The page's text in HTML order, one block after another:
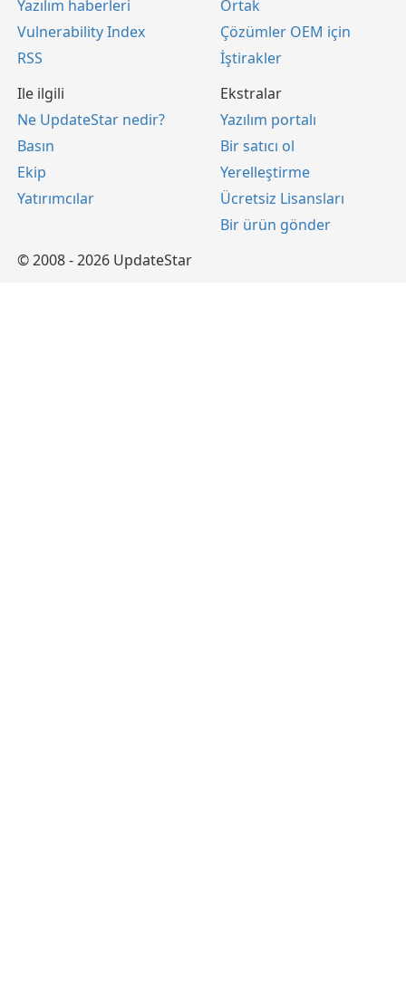
Yazılım haberleri
Vulnerability Index
RSS
Ortak
Çözümler OEM için
İştirakler
Ile ilgili
Ne UpdateStar nedir?
Basın
Ekip
Yatırımcılar
Ekstralar
Yazılım portalı
Bir satıcı ol
Yerelleştirme
Ücretsiz Lisansları
Bir ürün gönder
© 2008 - 2026 UpdateStar